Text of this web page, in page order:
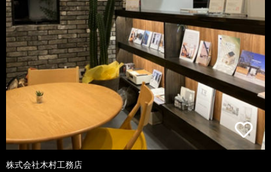
株式会社木村工務店